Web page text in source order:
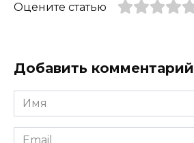
Оцените статью
Добавить комментарий
Имя
*
Email